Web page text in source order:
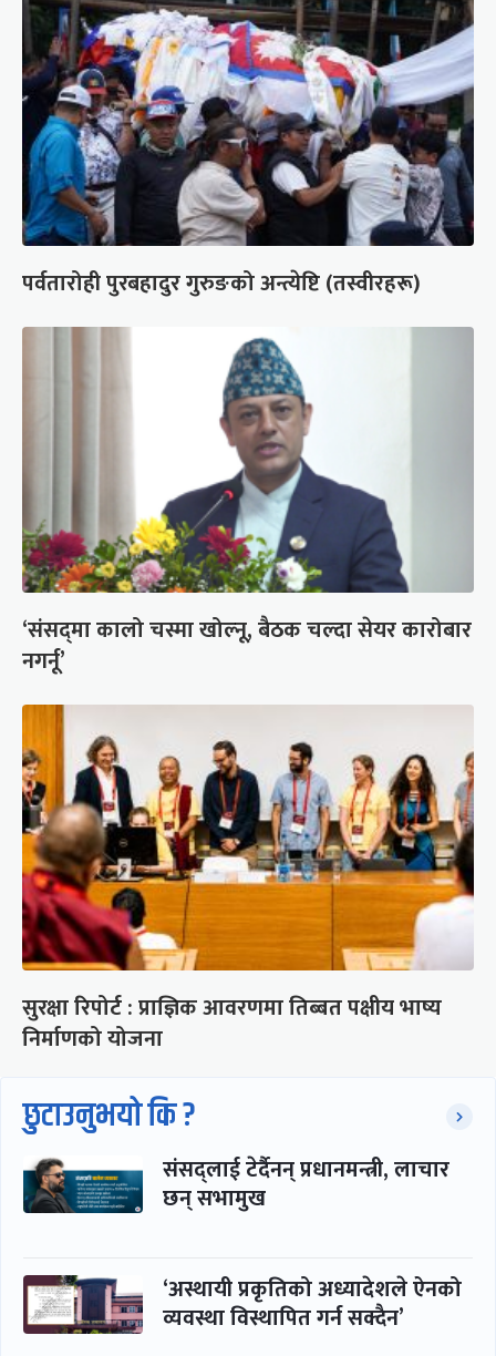
पर्वतारोही पुरबहादुर गुरुङको अन्त्येष्टि (तस्वीरहरू)
‘संसद्‍मा कालो चस्मा खोल्नू, बैठक चल्दा सेयर कारोबार
नगर्नू’
सुरक्षा रिपोर्ट : प्राज्ञिक आवरणमा तिब्बत पक्षीय भाष्य
निर्माणको योजना
छुटाउनुभयो कि ?
संसद्लाई टेर्दैनन् प्रधानमन्त्री, लाचार
छन् सभामुख
‘अस्थायी प्रकृतिको अध्यादेशले ऐनको
व्यवस्था विस्थापित गर्न सक्दैन’